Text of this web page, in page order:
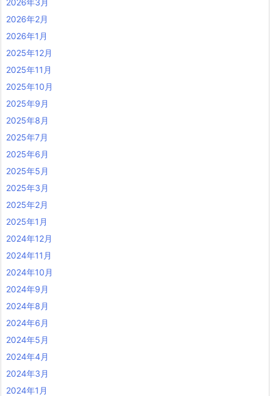
2026年3月
2026年2月
2026年1月
2025年12月
2025年11月
2025年10月
2025年9月
2025年8月
2025年7月
2025年6月
2025年5月
2025年3月
2025年2月
2025年1月
2024年12月
2024年11月
2024年10月
2024年9月
2024年8月
2024年6月
2024年5月
2024年4月
2024年3月
2024年1月